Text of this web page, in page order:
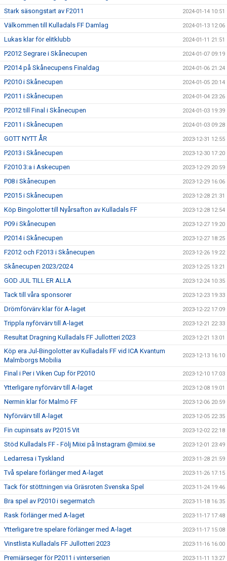
Stark säsongstart av F2011 2024-01-14 10:51
Välkommen till Kulladals FF Damlag 2024-01-13 12:06
Lukas klar för elitklubb 2024-01-11 21:51
P2012 Segrare i Skånecupen 2024-01-07 09:19
P2014 på Skånecupens Finaldag 2024-01-06 21:24
P2010 i Skånecupen 2024-01-05 20:14
P2011 i Skånecupen 2024-01-04 23:26
P2012 till Final i Skånecupen 2024-01-03 19:39
F2011 i Skånecupen 2024-01-03 09:28
GOTT NYTT ÅR 2023-12-31 12:55
P2013 i Skånecupen 2023-12-30 17:20
F2010 3:a i Askecupen 2023-12-29 20:59
P08 i Skånecupen 2023-12-29 16:06
P2015 i Skånecupen 2023-12-28 21:31
Köp Bingolotter till Nyårsafton av Kulladals FF 2023-12-28 12:54
P09 i Skånecupen 2023-12-27 19:20
P2014 i Skånecupen 2023-12-27 18:25
F2012 och F2013 i Skånecupen 2023-12-26 19:22
Skånecupen 2023/2024 2023-12-25 13:21
GOD JUL TILL ER ALLA 2023-12-24 10:35
Tack till våra sponsorer 2023-12-23 19:33
Drömförvärv klar för A-laget 2023-12-22 17:09
Trippla nyförvärv till A-laget 2023-12-21 22:33
Resultat Dragning Kulladals FF Jullotteri 2023 2023-12-21 13:01
Köp era Jul-Bingolotter av Kulladals FF vid ICA Kvantum
Malmborgs Mobilia
2023-12-13 16:10
Final i Per i Viken Cup för P2010 2023-12-10 17:03
Ytterligare nyförvärv till A-laget 2023-12-08 19:01
Nermin klar för Malmö FF 2023-12-06 20:59
Nyförvärv till A-laget 2023-12-05 22:35
Fin cupinsats av P2015 Vit 2023-12-02 22:18
Stöd Kulladals FF - Följ Miixi på Instagram @miixi.se 2023-12-01 23:49
Ledarresa i Tyskland 2023-11-28 21:59
Två spelare förlänger med A-laget 2023-11-26 17:15
Tack för stöttningen via Gräsroten Svenska Spel 2023-11-24 19:46
Bra spel av P2010 i segermatch 2023-11-18 16:35
Rask förlänger med A-laget 2023-11-17 17:48
Ytterligare tre spelare förlänger med A-laget 2023-11-17 15:08
Vinstlista Kulladals FF Jullotteri 2023 2023-11-16 16:00
Premiärseger för P2011 i vinterserien 2023-11-11 13:27